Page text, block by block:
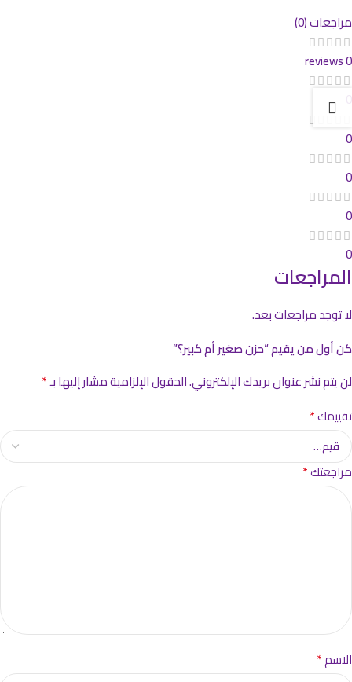
مراجعات (0)
0 reviews
0
0
0
0
المراجعات
لا توجد مراجعات بعد.
كن أول من يقيم “حزن صغير أم كبير؟”
لن يتم نشر عنوان بريدك الإلكتروني.الحقول الإلزامية مشار إليها بـ*
تقييمك*
مراجعتك*
الاسم*